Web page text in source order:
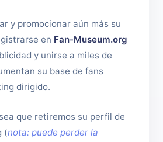
y promocionar aún más su
en Fan-Museum.org
y unirse a miles de
su base de fans
dirigido.
que retiremos su perfil de
(nota: puede perder la